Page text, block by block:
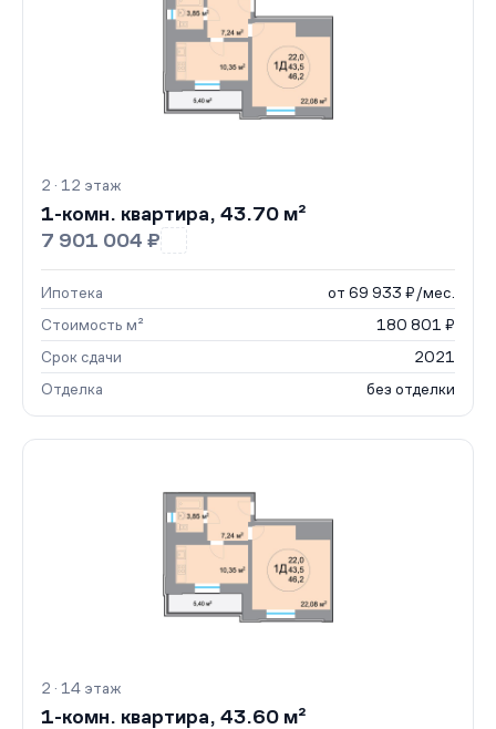
2 · 12 этаж
1-комн. квартира, 43.70 м²
7 901 004 ₽
Ипотека
от 69 933 ₽/мес.
Стоимость м²
180 801 ₽
Срок сдачи
2021
Отделка
без отделки
2 · 14 этаж
1-комн. квартира, 43.60 м²